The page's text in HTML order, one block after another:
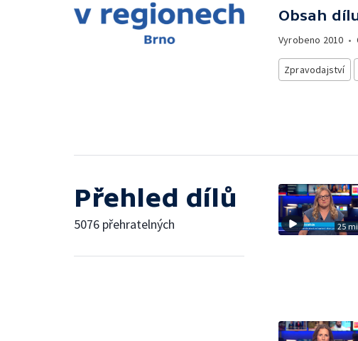
Obsah
Vyrobeno 2010 •
Zpravodajství
Přehled dílů
5076 přehratelných 25